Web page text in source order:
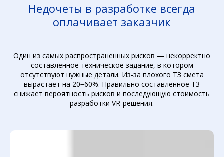
Недочеты в разработке всегда
оплачивает заказчик
Один из самых распространенных рисков — некорректно
составленное техническое задание, в котором
отсутствуют нужные детали. Из-за плохого ТЗ смета
вырастает на 20−60%. Правильно составленное ТЗ
снижает вероятность рисков и последующую стоимость
разработки VR-решения.